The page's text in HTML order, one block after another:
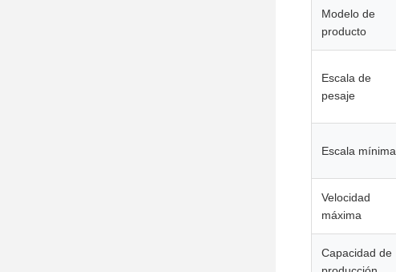
Modelo de
producto
Escala de
pesaje
Escala mínima
Velocidad
máxima
Capacidad de